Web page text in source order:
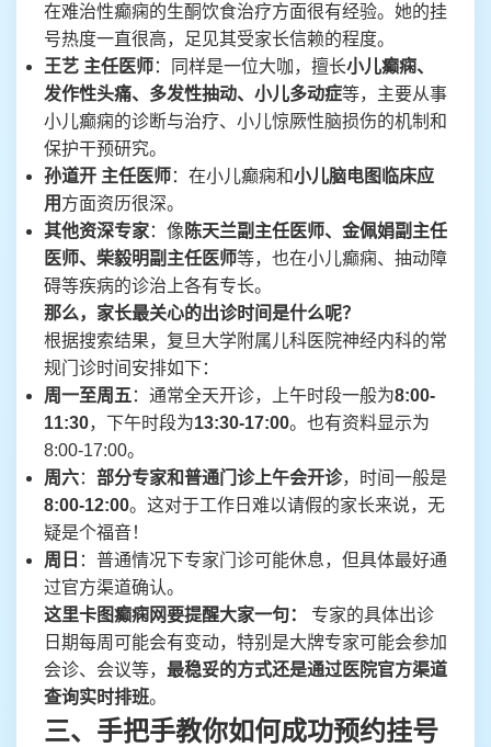
在难治性癫痫的生酮饮食治疗方面很有经验。她的挂
号热度一直很高，足见其受家长信赖的程度。
王艺 主任医师：同样是一位大咖，擅长小儿癫痫、
发作性头痛、多发性抽动、小儿多动症等，主要从事
小儿癫痫的诊断与治疗、小儿惊厥性脑损伤的机制和
保护干预研究。
孙道开 主任医师：在小儿癫痫和小儿脑电图临床应
用 方面资历很深。
其他资深专家：像 陈天兰副主任医师、金佩娟副主任
医师、柴毅明副主任医师等，也在小儿癫痫、抽动障
碍等疾病的诊治上各有专长。
那么，家长最关心的出诊时间是什么呢？
根据搜索结果，复旦大学附属儿科医院神经内科的常
规门诊时间安排如下：
周一至周五 ：通常全天开诊，上午时段一般为8:00-
11:30，下午时段为13:30-17:00。也有资料显示为
8:00-17:00。
周六： 部分专家和普通门诊上午会开诊，时间一般是
8:00-12:00。这对于工作日难以请假的家长来说，无
疑是个福音！
周日 ：普通情况下专家门诊可能休息，但具体最好通
过官方渠道确认。
这里卡图癫痫网要提醒大家一句：
专家的具体出诊
日期每周可能会有变动，特别是大牌专家可能会参加
会诊、会议等， 最稳妥的方式还是通过医院官方渠道
查询实时排班。
三、手把手教你如何成功预约挂号